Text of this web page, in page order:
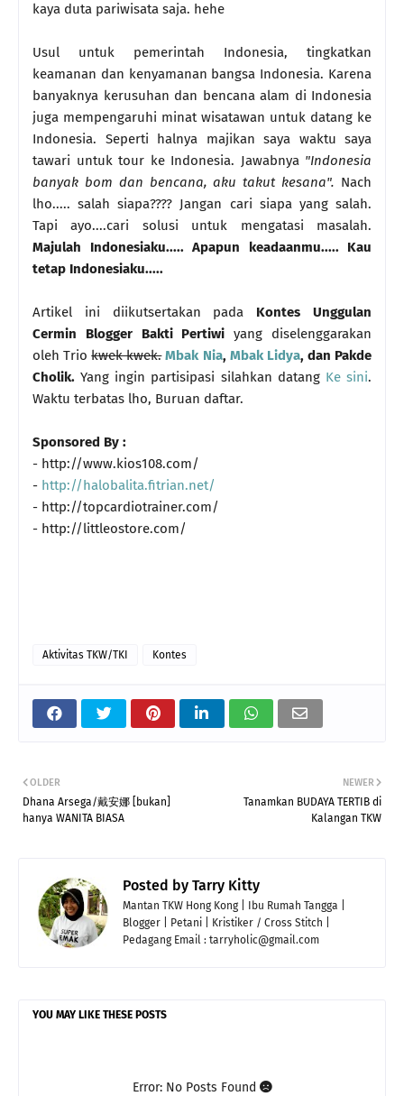
kaya duta pariwisata saja. hehe
Usul untuk pemerintah Indonesia, tingkatkan
keamanan dan kenyamanan bangsa Indonesia. Karena
banyaknya kerusuhan dan bencana alam di Indonesia
juga mempengaruhi minat wisatawan untuk datang ke
Indonesia. Seperti halnya majikan saya waktu saya
tawari untuk tour ke Indonesia. Jawabnya "Indonesia
banyak bom dan bencana, aku takut kesana". Nach
lho..... salah siapa???? Jangan cari siapa yang salah.
Tapi ayo....cari solusi untuk mengatasi masalah.
Majulah Indonesiaku..... Apapun keadaanmu..... Kau
tetap Indonesiaku.....
Artikel ini diikutsertakan pada Kontes Unggulan
Cermin Blogger Bakti Pertiwi yang diselenggarakan
oleh Triokwek kwek. Mbak Nia, Mbak Lidya, dan Pakde
Cholik.Yang ingin partisipasi silahkan datang Ke sini.
Waktu terbatas lho, Buruan daftar.
Sponsored By :
- http://www.kios108.com/
- http://halobalita.fitrian.net/
- http://topcardiotrainer.com/
- http://littleostore.com/
Aktivitas TKW/TKI Kontes
NEWER
Tanamkan BUDAYA TERTIB di
Kalangan TKW
OLDER
Dhana Arsega/戴安娜 [bukan]
hanya WANITA BIASA
Posted by Tarry Kitty
Mantan TKW Hong Kong | Ibu Rumah Tangga |
Blogger | Petani | Kristiker / Cross Stitch |
Pedagang Email : tarryholic@gmail.com
YOU MAY LIKE THESE POSTS
Error: No Posts Found